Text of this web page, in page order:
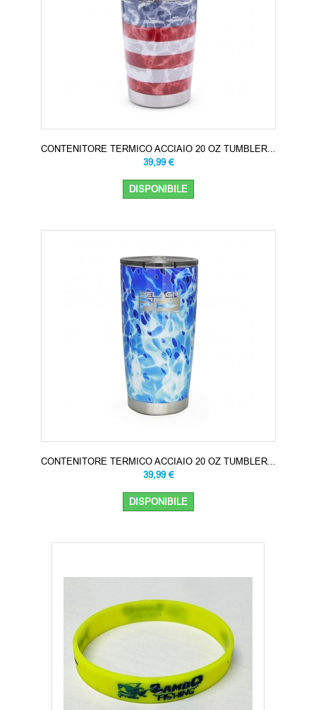
CONTENITORE TERMICO ACCIAIO 20 OZ TUMBLER...
39,99 €
DISPONIBILE
CONTENITORE TERMICO ACCIAIO 20 OZ TUMBLER...
39,99 €
DISPONIBILE